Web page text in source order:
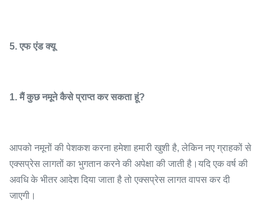
5. एफ एंड क्यू
1. मैं कुछ नमूने कैसे प्राप्त कर सकता हूं?
आपको नमूनों की पेशकश करना हमेशा हमारी खुशी है, लेकिन नए ग्राहकों से
एक्सप्रेस लागतों का भुगतान करने की अपेक्षा की जाती है।यदि एक वर्ष की
अवधि के भीतर आदेश दिया जाता है तो एक्सप्रेस लागत वापस कर दी
जाएगी।